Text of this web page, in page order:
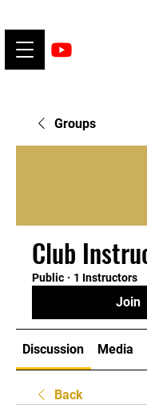
Groups
Club
Public · 1 Instructors
Join
Discussion Media
Back